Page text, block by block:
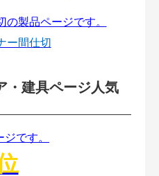
ー間仕切
・建具ページ人気